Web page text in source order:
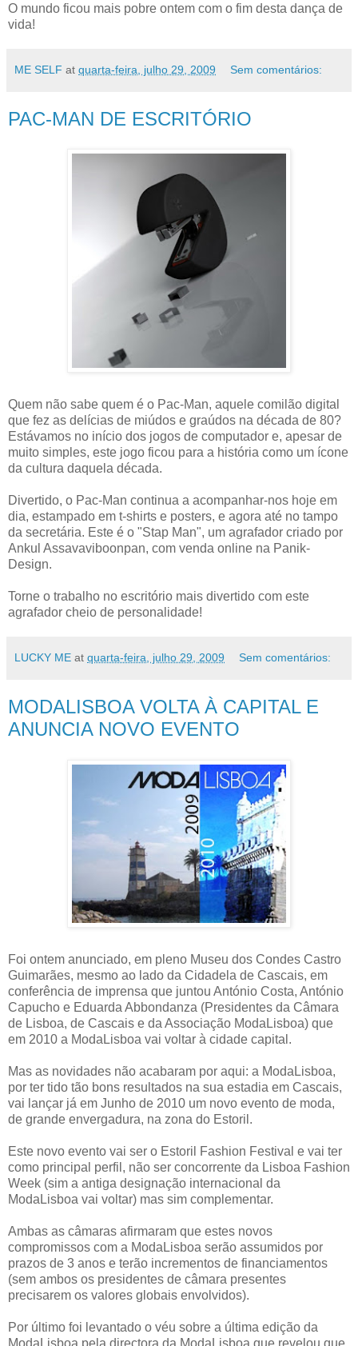
O mundo ficou mais pobre ontem com o fim desta dança de
vida!
ME SELF at quarta-feira, julho 29, 2009 Sem comentários:
PAC-MAN DE ESCRITÓRIO
Quem não sabe quem é o Pac-Man, aquele comilão digital
que fez as delícias de miúdos e graúdos na década de 80?
Estávamos no início dos jogos de computador e, apesar de
muito simples, este jogo ficou para a história como um ícone
da cultura daquela década.
Divertido, o Pac-Man continua a acompanhar-nos hoje em
dia, estampado em t-shirts e posters, e agora até no tampo
da secretária. Este é o "Stap Man", um agrafador criado por
Ankul Assavaviboonpan, com venda online na Panik-
Design.
Torne o trabalho no escritório mais divertido com este
agrafador cheio de personalidade!
LUCKY ME at quarta-feira, julho 29, 2009 Sem comentários:
MODALISBOA VOLTA À CAPITAL E
ANUNCIA NOVO EVENTO
Foi ontem anunciado, em pleno Museu dos Condes Castro
Guimarães, mesmo ao lado da Cidadela de Cascais, em
conferência de imprensa que juntou António Costa, António
Capucho e Eduarda Abbondanza (Presidentes da Câmara
de Lisboa, de Cascais e da Associação ModaLisboa) que
em 2010 a ModaLisboa vai voltar à cidade capital.
Mas as novidades não acabaram por aqui: a ModaLisboa,
por ter tido tão bons resultados na sua estadia em Cascais,
vai lançar já em Junho de 2010 um novo evento de moda,
de grande envergadura, na zona do Estoril.
Este novo evento vai ser o Estoril Fashion Festival e vai ter
como principal perfil, não ser concorrente da Lisboa Fashion
Week (sim a antiga designação internacional da
ModaLisboa vai voltar) mas sim complementar.
Ambas as câmaras afirmaram que estes novos
compromissos com a ModaLisboa serão assumidos por
prazos de 3 anos e terão incrementos de financiamentos
(sem ambos os presidentes de câmara presentes
precisarem os valores globais envolvidos).
Por último foi levantado o véu sobre a última edição da